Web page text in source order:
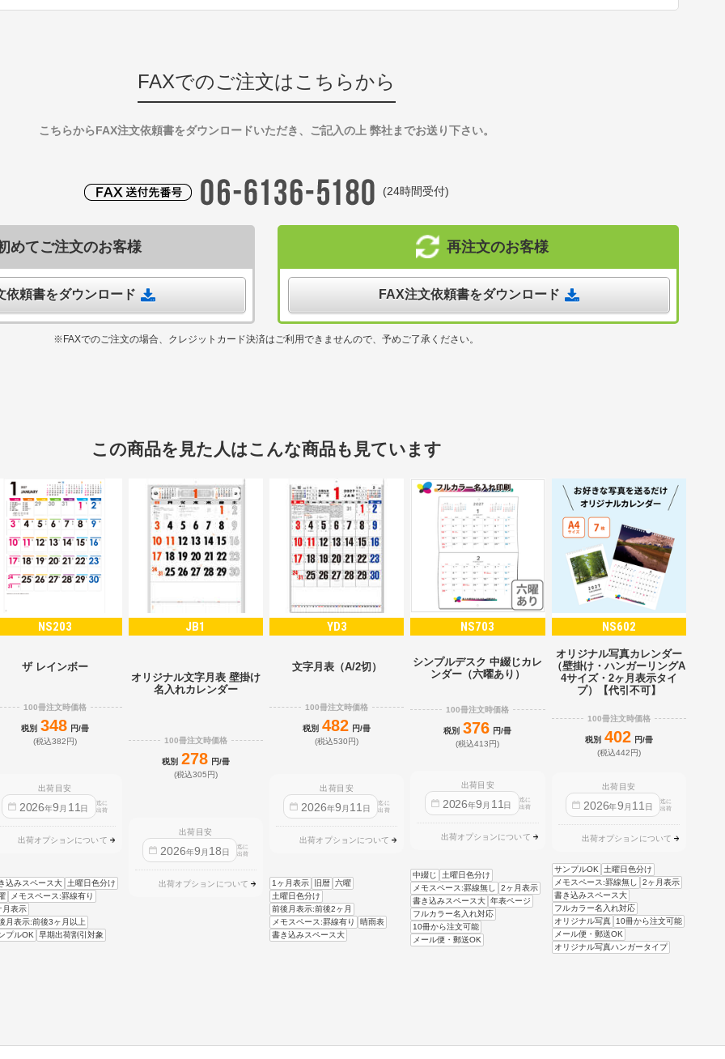
FAXでのご注文はこちらから
こちらからFAX注文依頼書をダウンロードいただき、ご記入の上 弊社までお送り下さい。
(24時間受付)
めてご注文のお客様
依頼書をダウンロード
再注文のお客様
FAX注文依頼書をダウンロード
※FAXでのご注文の場合、クレジットカード決済はご利用できませんので、予めご了承ください。
この商品を見た人はこんな商品も見ています
NS203
ザ レインボー
100冊注文時価格
税別 348 円/冊
(税込382円)
出荷目安
2026年9 月 11 日
迄に
出荷
出荷オプションについて
込みスペース大
土曜日色分け
メモスペース:罫線有り
月表示
月表示:前後3ヶ月以上
プルOK
早期出荷割引対象
JB1
オリジナル文字月表 壁掛け
名入れカレンダー
100冊注文時価格
税別 278 円/冊
(税込305円)
出荷目安
2026年9 月 18 日
迄に
出荷
出荷オプションについて
YD3
文字月表（A/2切）
100冊注文時価格
税別 482 円/冊
(税込530円)
出荷目安
2026年9 月 11 日
迄に
出荷
出荷オプションについて
1ヶ月表示 旧暦 六曜
土曜日色分け
前後月表示:前後2ヶ月
メモスペース:罫線有り
晴雨表
書き込みスペース大
NS703
シンプルデスク 中綴じカレ
ンダー（六曜あり）
100冊注文時価格
税別 376 円/冊
(税込413円)
出荷目安
2026年9 月 11 日
迄に
出荷
出荷オプションについて
中綴じ
土曜日色分け
メモスペース:罫線無し
2ヶ月表示
書き込みスペース大 年表ページ
フルカラー名入れ対応
10冊から注文可能
メール便・郵送OK
NS602
オリジナル写真カレンダー
（壁掛け・ハンガーリングA
4サイズ・2ヶ月表示タイ
プ）【代引不可】
100冊注文時価格
税別 402 円/冊
(税込442円)
出荷目安
2026年9 月 11 日
迄に
出荷
出荷オプションについて
サンプルOK 土曜日色分け
メモスペース:罫線無し
2ヶ月表示
書き込みスペース大
フルカラー名入れ対応
オリジナル写真 10冊から注文可能
メール便・郵送OK
オリジナル写真ハンガータイプ